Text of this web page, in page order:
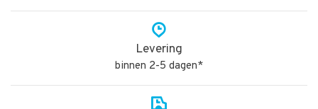
Levering
binnen 2-5 dagen*